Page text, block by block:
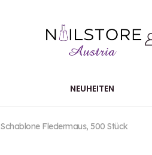
NEUHEITEN
Schablone Fledermaus, 500 Stück